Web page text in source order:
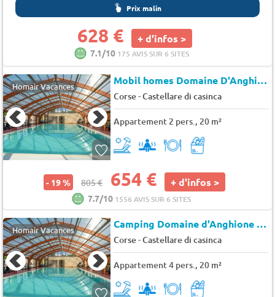
Prix malin
628 € + d'infos >
7.1/10 175 AVIS SUR 6 SITES
Homair Vacances Mobil homes Domaine D'Anghione
Corse-Castellare di casinca
Appartement 2 pers., 20 m²
- 19 % 805 € 654 € + d'infos >
7.7/10 1556 AVIS SUR 6 SITES
Homair Vacances Camping Domaine d'Anghione (DM)
Corse-Castellare di casinca
Appartement 4 pers., 20 m²